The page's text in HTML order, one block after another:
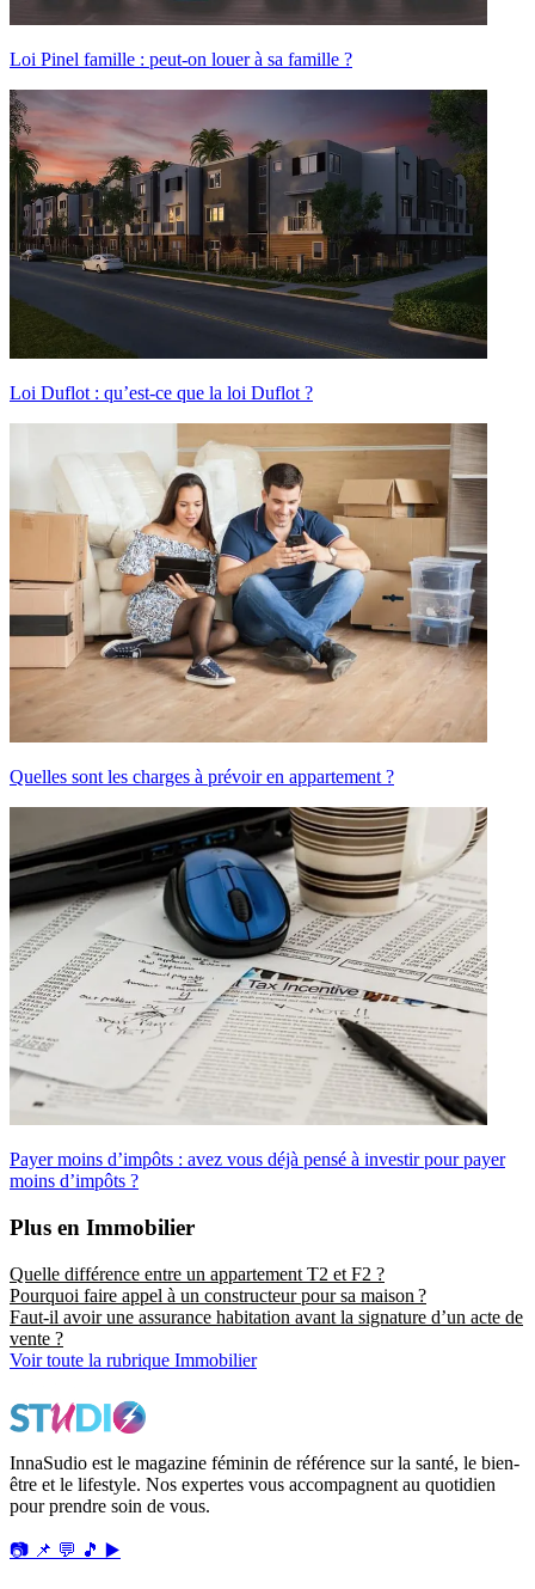
Loi Pinel famille : peut-on louer à sa famille ?
Loi Duflot : qu’est-ce que la loi Duflot ?
Quelles sont les charges à prévoir en appartement ?
Payer moins d’impôts : avez vous déjà pensé à investir pour payer
moins d’impôts ?
Plus en Immobilier
Quelle différence entre un appartement T2 et F2 ?
Pourquoi faire appel à un constructeur pour sa maison ?
Faut-il avoir une assurance habitation avant la signature d’un acte de
vente ?
Voir toute la rubrique Immobilier
InnaSudio est le magazine féminin de référence sur la santé, le bien-
être et le lifestyle. Nos expertes vous accompagnent au quotidien
pour prendre soin de vous.
📷 📌 💬 🎵 ▶️